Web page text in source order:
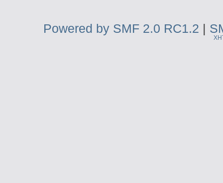
Powered by SMF 2.0 RC1.2 |